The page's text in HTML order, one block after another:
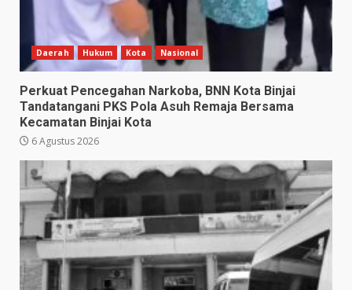
Daerah Hukum Kota Nasional
Perkuat Pencegahan Narkoba, BNN Kota Binjai
Tandatangani PKS Pola Asuh Remaja Bersama
Kecamatan Binjai Kota
6 Agustus 2026